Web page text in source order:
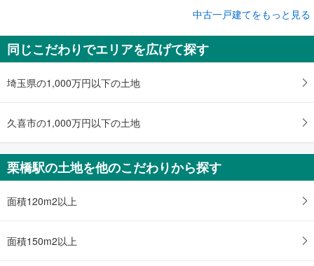
久喜市栗橋北2丁目
340万円
5DK
土地面積 213.68m
東北本線 「栗橋」駅 徒歩12分
中古一戸建てをもっと見る
同じこだわりでエリアを広げて探す
埼玉県の1,000万円以下の土地
久喜市の1,000万円以下の土地
栗橋駅の土地を他のこだわりから探す
面積120m2以上
面積150m2以上